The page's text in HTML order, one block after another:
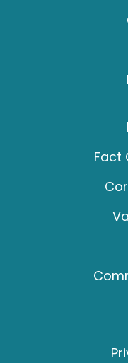
Fact